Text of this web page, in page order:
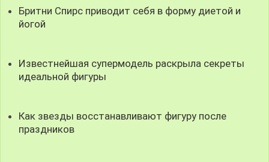
Бритни Спирс приводит себя в форму диетой и
йогой
Известнейшая супермодель раскрыла секреты
идеальной фигуры
Как звезды восстанавливают фигуру после
праздников